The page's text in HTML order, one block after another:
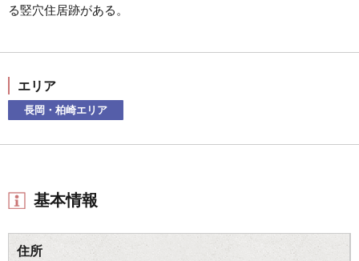
る竪穴住居跡がある。
エリア
長岡・柏崎エリア
基本情報
住所